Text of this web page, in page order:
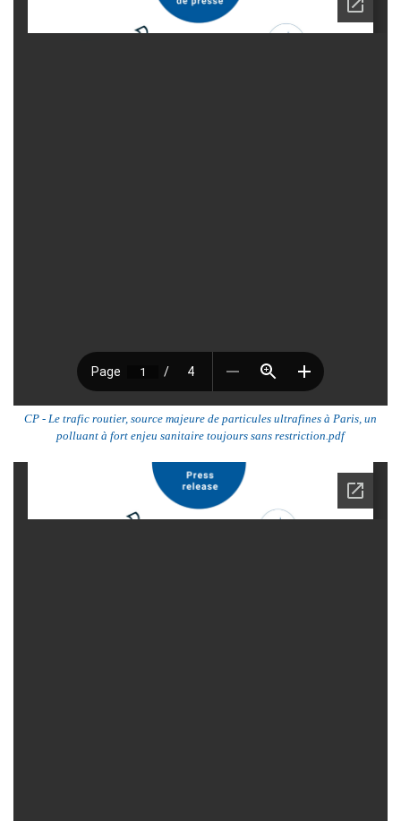
CP - Le trafic routier, source majeure de particules ultrafines à Paris, un
polluant à fort enjeu sanitaire toujours sans restriction.pdf